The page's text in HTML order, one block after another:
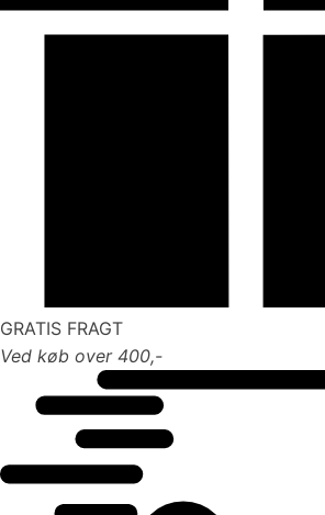
GRATIS FRAGT
Ved køb over 400,-